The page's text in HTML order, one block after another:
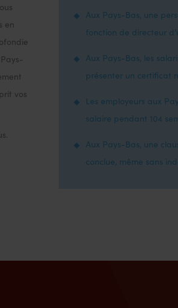
en
vos
Aux Pays-Bas, une
fonction de directeur
Aux Pays-Bas, les
présenter un certificat
Les employeurs aux
salaire pendant 104
Aux Pays-Bas, une
conclue, même sans